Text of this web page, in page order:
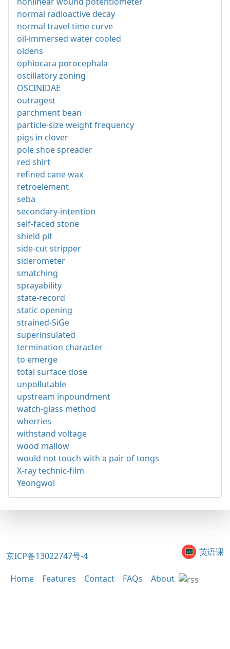
normal radioactive decay
normal travel-time curve
oil-immersed water cooled
oldens
ophiocara porocephala
oscillatory zoning
OSCINIDAE
outragest
parchment bean
particle-size weight frequency
pigs in clover
pole shoe spreader
red shirt
refined cane wax
retroelement
seba
secondary-intention
self-faced stone
shield pit
side-cut stripper
siderometer
smatching
sprayability
state-record
static opening
strained-SiGe
superinsulated
termination character
to emerge
total surface dose
unpollutable
upstream inpoundment
watch-glass method
wherries
withstand voltage
wood mallow
would not touch with a pair of tongs
X-ray technic-film
Yeongwol
京ICP备13022747号-4 英语课
Home Features Contact FAQs About